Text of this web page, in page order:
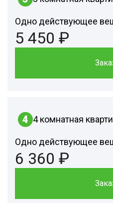
Одно действующее
5 450 ₽
4 4 комнатная
Одно действующее
6 360 ₽